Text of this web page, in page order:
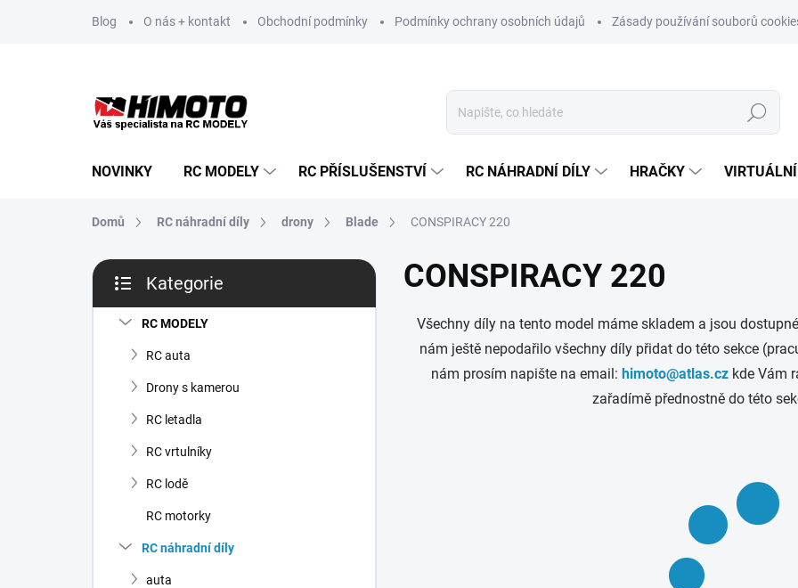
Blog O nás + kontakt Obchodní podmínky Podmínky ochrany osobních údajů Zásady používání souborů
Hledat
NOVINKY RC MODELY RC PŘÍSLUŠENSTVÍ RC NÁHRADNÍ DÍLY HRAČKY
Domů RC náhradní díly drony Blade CONSPIRACY 220
P
s
kategorie
Kategorie
RC MODELY
RC auta
Drony s kamerou
RC letadla
RC vrtulníky
RC lodě
RC motorky
RC náhradní díly
auta
CONSPIRACY 220
Všechny díly na tento model máme skladem a jsou
nám ještě nepodařilo všechny díly přidat do této sekce
nám prosím napište na email: himoto@atlas.cz kde Vám
zařadímě přednostně do této